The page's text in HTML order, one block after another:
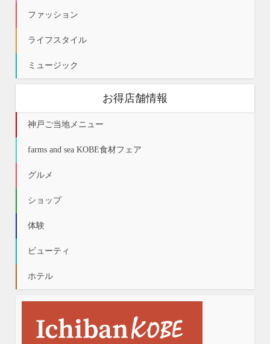
ファッション
ライフスタイル
ミュージック
お得店舗情報
神戸ご当地メニュー
farms and sea KOBE食材フェア
グルメ
ショップ
体験
ビューティ
ホテル